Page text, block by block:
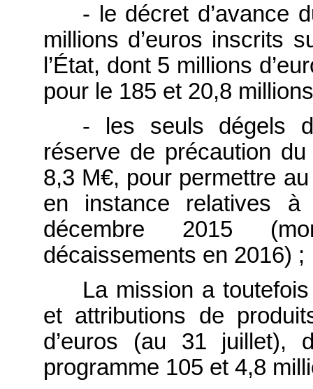
- le décret d’avance
millions d’euros inscrits
l’État, dont 5 millions
pour le 185 et 20,8
- les seuls dégels
réserve de précaution
8,3 M€, pour permettre
en instance relatives
décembre 2015
décaissements en 2016) ;
La mission a
et attributions de
d’euros (au 31 juillet),
programme 105 et 4,8